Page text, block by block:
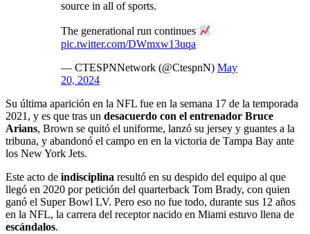
source in all of sports.
The generational run continues
pic.twitter.com/DWmxw13uqa
— CTESPNNetwork (@CtespnN) May
20, 2024
Su última aparición en la NFL fue en la semana 17 de la temporada
2021, y es que tras un desacuerdo con el entrenador Bruce
Arians, Brown se quitó el uniforme, lanzó su jersey y guantes a la
tribuna, y abandonó el campo en en la victoria de Tampa Bay ante
los New York Jets.
Este acto de indisciplina resultó en su despido del equipo al que
llegó en 2020 por petición del quarterback Tom Brady, con quien
ganó el Super Bowl LV. Pero eso no fue todo, durante sus 12 años
en la NFL, la carrera del receptor nacido en Miami estuvo llena de
escándalos.